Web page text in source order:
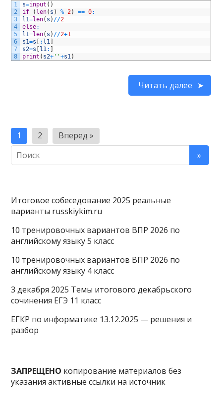
1
2
3
4
5
6
7
8
s=input ( )
if
( len( s ) % 2) == 0:
l1=len( s ) //2
else:
l1=len( s ) //2+1
s1=s : l1
s2=s l1:
print ( s2+ ''+s1)
Читать далее
Пагинация
записей
1 2 Вперед »
Итоговое собеседование 2025 реальные
варианты russkiykim.ru
10 тренировочных вариантов ВПР 2026 по
английскому языку 5 класс
10 тренировочных вариантов ВПР 2026 по
английскому языку 4 класс
3 декабря 2025 Темы итогового декабрьского
сочинения ЕГЭ 11 класс
ЕГКР по информатике 13.12.2025 — решения и
разбор
ЗАПРЕЩЕНО копирование материалов без
указания активные ссылки на источник